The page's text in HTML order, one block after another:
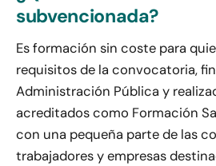
subvencionada?
Es formación sin coste para
requisitos de la convocatoria,
Administración Pública y
acreditados como Formación
con una pequeña parte de las
trabajadores y empresas